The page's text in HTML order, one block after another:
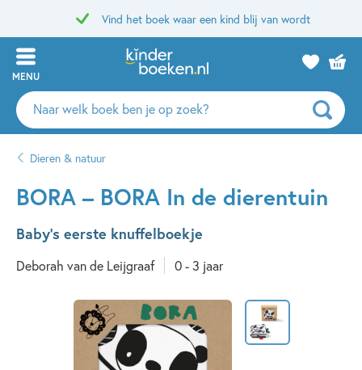
Vind het boek waar een kind blij van wordt
MENU
Zoeken
naar
auteurs
uitgevers
Dieren & natuur
BORA – BORA In de dierentuin
Baby's eerste knuffelboekje
Deborah van de Leijgraaf 0 - 3 jaar